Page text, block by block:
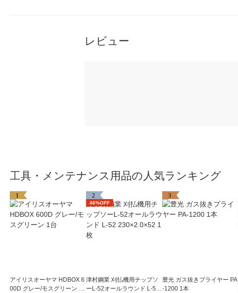
レビュー
工具・メンテナンス用品の人気ランキング
1
アイリスオーヤマ HDBOX 6
00D グレー/モスグリーン 1
2
46%OFF
津村鋼業 刈払機用チップソ
ーL-52オールラウンド L-52
3
豊光 ガス抜きプライヤー PA
-1200 1本